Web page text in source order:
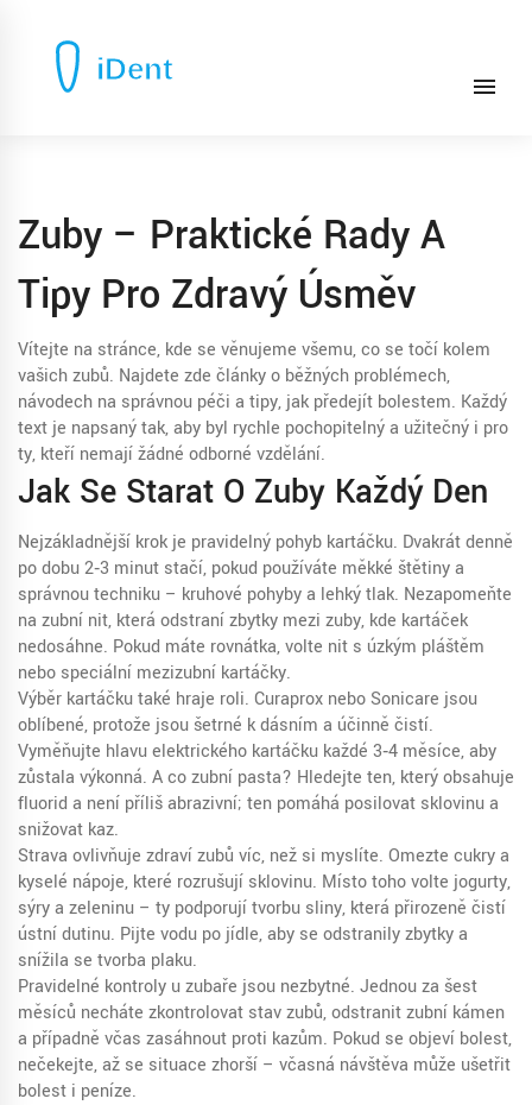
Zuby – Praktické Rady A
Tipy Pro Zdravý Úsměv
Vítejte na stránce, kde se věnujeme všemu, co se točí kolem
vašich zubů. Najdete zde články o běžných problémech,
návodech na správnou péči a tipy, jak předejít bolestem. Každý
text je napsaný tak, aby byl rychle pochopitelný a užitečný i pro
ty, kteří nemají žádné odborné vzdělání.
Jak Se Starat O Zuby Každý Den
Nejzákladnější krok je pravidelný pohyb kartáčku. Dvakrát denně
po dobu 2‑3 minut stačí, pokud používáte měkké štětiny a
správnou techniku – kruhové pohyby a lehký tlak. Nezapomeňte
na zubní nit, která odstraní zbytky mezi zuby, kde kartáček
nedosáhne. Pokud máte rovnátka, volte nit s úzkým pláštěm
nebo speciální mezizubní kartáčky.
Výběr kartáčku také hraje roli. Curaprox nebo Sonicare jsou
oblíbené, protože jsou šetrné k dásním a účinně čistí.
Vyměňujte hlavu elektrického kartáčku každé 3‑4 měsíce, aby
zůstala výkonná. A co zubní pasta? Hledejte ten, který obsahuje
fluorid a není příliš abrazivní; ten pomáhá posilovat sklovinu a
snižovat kaz.
Strava ovlivňuje zdraví zubů víc, než si myslíte. Omezte cukry a
kyselé nápoje, které rozrušují sklovinu. Místo toho volte jogurty,
sýry a zeleninu – ty podporují tvorbu sliny, která přirozeně čistí
ústní dutinu. Pijte vodu po jídle, aby se odstranily zbytky a
snížila se tvorba plaku.
Pravidelné kontroly u zubaře jsou nezbytné. Jednou za šest
měsíců necháte zkontrolovat stav zubů, odstranit zubní kámen
a případně včas zasáhnout proti kazům. Pokud se objeví bolest,
nečekejte, až se situace zhorší – včasná návštěva může ušetřit
bolest i peníze.